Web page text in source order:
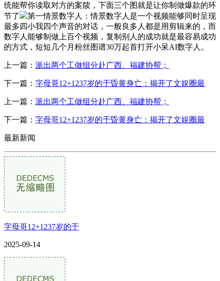
统能帮你读取对方的案牍，下面三个图就是让你制做爆款的环
节了
第一情景数字人：情景数字人是一个视频能够同时呈现
最多四小我四个声音的对话，一般良多人都是用剪辑来的，而
数字人能够制做上百个视频，复制别人的成功就是最容易成功
的方式，短短几个月粉丝图谱30万起首打开小呆AI数字人。
上一篇： 派出两个工做组分赴广西、福建协帮；
下一篇： 字母哥12+1237岁的于昏黄身亡：揭开了文娱圈最
上一篇： 派出两个工做组分赴广西、福建协帮；
下一篇： 字母哥12+1237岁的于昏黄身亡：揭开了文娱圈最
最新新闻
字母哥12+1237岁的于
2025-09-14